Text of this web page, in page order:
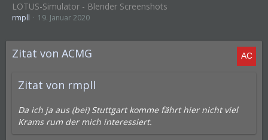
LOTUS-Simulator - Blender Screenshots
rmpll 19. Januar 2020
Zitat von ACMG
Zitat von rmpll
Da ich ja aus (bei) Stuttgart komme fährt hier nicht viel
Krams rum der mich interessiert.